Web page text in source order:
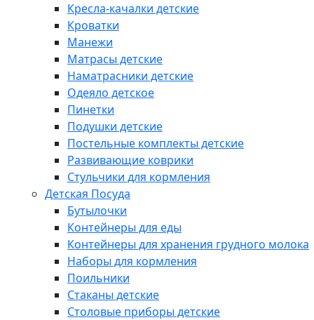
Кресла-качалки детские
Кроватки
Манежи
Матрасы детские
Наматрасники детские
Одеяло детское
Пинетки
Подушки детские
Постельные комплекты детские
Развивающие коврики
Стульчики для кормления
Детская Посуда
Бутылочки
Контейнеры для еды
Контейнеры для хранения грудного молока
Наборы для кормления
Поильники
Стаканы детские
Столовые приборы детские